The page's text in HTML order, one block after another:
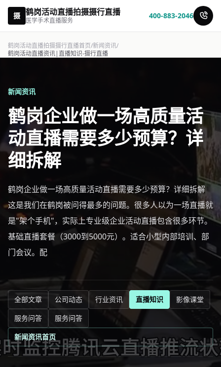
摄 鹤岗活动直播拍摄摄行直播
医学手术直播服务
400-883-2046
鹤岗活动直播拍摄摄行直播首页/新闻资讯/
鹤岗活动直播资讯|直播知识-摄行直播
新闻资讯
鹤岗企业做一场高质量活
动直播需要多少预算？详
细拆解
鹤岗企业做一场高质量活动直播需要多少预算？详细拆解
这是我们在鹤岗被问得最多的问题。很多人以为一场直播就
是"架个手机"，实际上专业级企业活动直播包含很多环节。
基础直播套餐（3000到5000元）。适合小型内部培训、部
门会议。配
全部文章 公司动态 行业资讯 直播知识
影像课堂
服务问答
服务问答
新闻资讯首页